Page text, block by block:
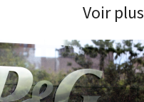
Voir plus